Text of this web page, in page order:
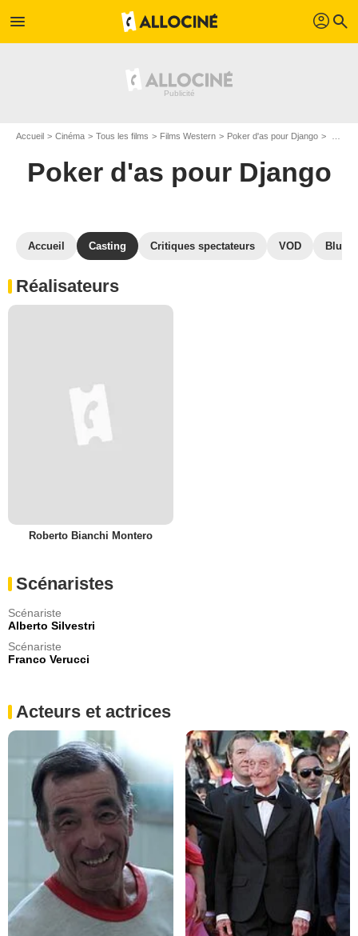
menu profil search
Accueil Cinéma Tous les films Films Western Poker d'as pour Django
Poker d'as pour Django
Accueil Casting Critiques spectateurs VOD Blu-
Réalisateurs
Roberto Bianchi Montero
Scénaristes
Scénariste
Alberto Silvestri
Scénariste
Franco Verucci
Acteurs et actrices